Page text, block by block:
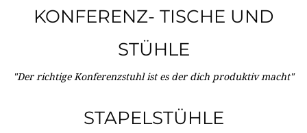
KONFERENZ- TISCHE UND
STÜHLE
"Der richtige Konferenzstuhl ist es der dich produktiv macht"
STAPELSTÜHLE